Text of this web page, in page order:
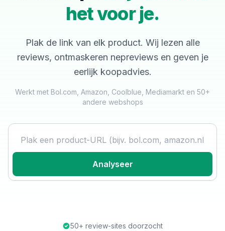
het voor je.
Plak de link van elk product. Wij lezen alle
reviews, ontmaskeren nepreviews en geven je
eerlijk koopadvies.
Werkt met Bol.com, Amazon, Coolblue, Mediamarkt en 50+
andere webshops
Analyseer
50+ review-sites doorzocht